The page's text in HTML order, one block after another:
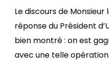
Le discours de Monsieur
réponse du Président
bien montré : on est
avec une telle opération.